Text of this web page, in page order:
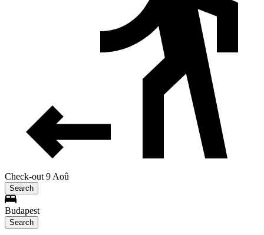
Check-out 9 Aoû
Search
Budapest
Search